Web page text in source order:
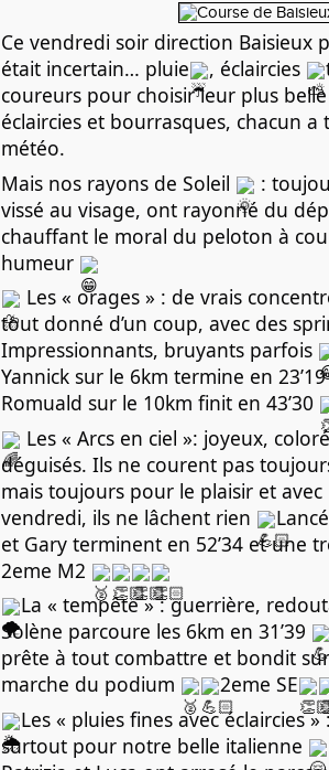
Ce vendredi soir direction Baisieux
était incertain… pluie
, éclaircies
coureurs pour choisir leur plus
éclaircies et bourrasques, chacun
météo.
Mais nos rayons de Soleil
:
vissé au visage, ont rayonné du
chauffant le moral du peloton à
humeur
Les « orages » : de vrais
tout donné d’un coup, avec des
Impressionnants, bruyants parfois
Yannick sur le 6km termine en
Romuald sur le 10km finit en 43’30
Les « Arcs en ciel »: joyeux,
déguisés. Ils ne courent pas
mais toujours pour le plaisir et
vendredi, ils ne lâchent rien
et Gary terminent en 52’34 et une
2eme M2
La « tempête » : guerrière,
Solène parcoure les 6km en 31’39
prête à tout combattre et bondit
marche du podium
2eme SE
Les « pluies fines avec éclaircies
surtout pour notre belle italienne